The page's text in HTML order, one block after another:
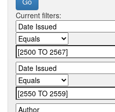
Current filters: